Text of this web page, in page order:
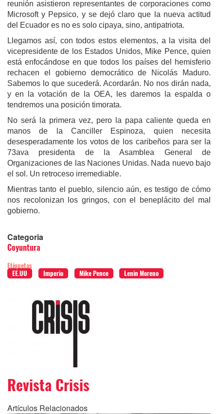
reunión asistieron representantes de corporaciones como
Microsoft y Pepsico, y se dejó claro que la nueva actitud
del Ecuador es no es solo cipaya, sino, antipatriota.
Llegamos así, con todos estos elementos, a la visita del
vicepresidente de los Estados Unidos, Mike Pence, quien
está enfocándose en que todos los países del hemisferio
rechacen el gobierno democrático de Nicolás Maduro.
Sabemos lo que sucederá. Acordarán. No nos dirán nada,
y en la votación de la OEA, les daremos la espalda o
tendremos una posición timorata.
No será la primera vez, pero la papa caliente queda en
manos de la Canciller Espinoza, quien necesita
desesperadamente los votos de los caribeños para ser la
73ava presidenta de la Asamblea General de
Organizaciones de las Naciones Unidas. Nada nuevo bajo
el sol. Un retroceso irremediable.
Mientras tanto el pueblo, silencio aún, es testigo de cómo
nos recolonizan los gringos, con el beneplácito del mal
gobierno.
Categoria
Coyuntura
Etiquetas
EE.UU
Imperio Mike Pence Lenin Moreno
Revista Crisis
Artículos Relacionados